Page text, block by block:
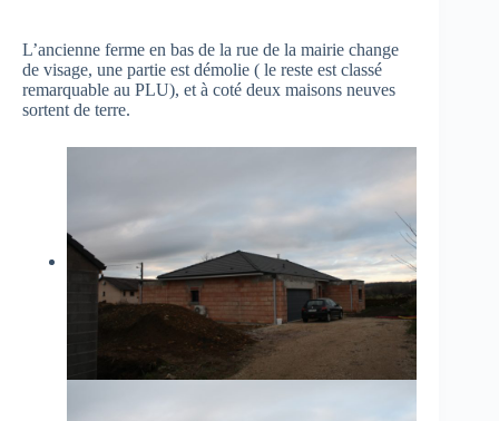
L’ancienne ferme en bas de la rue de la mairie change
de visage, une partie est démolie ( le reste est classé
remarquable au PLU), et à coté deux maisons neuves
sortent de terre.